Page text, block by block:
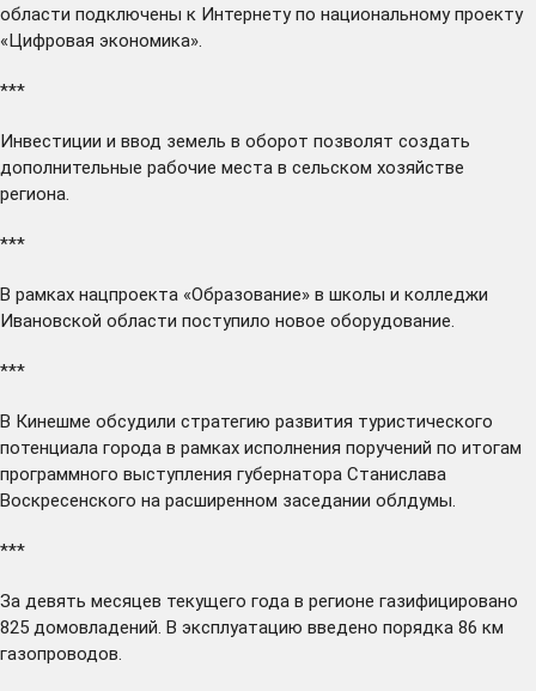
области подключены к Интернету по национальному проекту
«Цифровая экономика».
***
Инвестиции и ввод земель в оборот позволят создать
дополнительные рабочие места в сельском хозяйстве
региона.
***
В рамках нацпроекта «Образование» в школы и колледжи
Ивановской области поступило новое оборудование.
***
В Кинешме обсудили стратегию развития туристического
потенциала города в рамках исполнения поручений по итогам
программного выступления губернатора Станислава
Воскресенского на расширенном заседании облдумы.
***
За девять месяцев текущего года в регионе газифицировано
825 домовладений. В эксплуатацию введено порядка 86 км
газопроводов.